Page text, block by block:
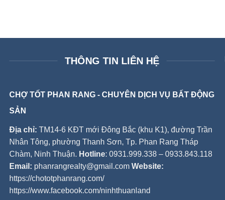
THÔNG TIN LIÊN HỆ
CHỢ TỐT PHAN RANG - CHUYÊN DỊCH VỤ BẤT ĐỘNG
SẢN
Địa chỉ: TM14-6 KĐT mới Đông Bắc (khu K1), đường Trần
Nhân Tông, phường Thanh Sơn, Tp. Phan Rang Tháp
Chàm, Ninh Thuận. Hotline: 0931.999.338 – 0933.843.118
Email: phanrangrealty@gmail.com Website:
https://chototphanrang.com/
https://www.facebook.com/ninhthuanland